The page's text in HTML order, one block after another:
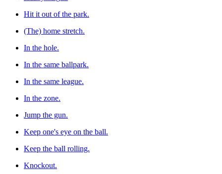
Hit it out of the park.
(The) home stretch.
In the hole.
In the same ballpark.
In the same league.
In the zone.
Jump the gun.
Keep one's eye on the ball.
Keep the ball rolling.
Knockout.